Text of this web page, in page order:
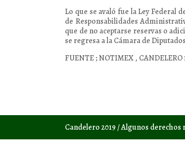
Lo que se avaló fue la Ley Federal
de Responsabilidades
que de no aceptarse reservas o
se regresa a la Cámara de
FUENTE ; NOTIMEX , CANDELERO
Candelero 2019 / Algunos